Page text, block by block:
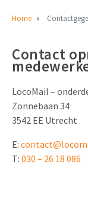
Home
Contact
LocoMail –
Zonnebaan 34
3542 EE Utrecht
E:
T: 030 – 26 18 086
Overzicht
Turning Card
Brievenbusdoosje +
Schuifkaarten
Pop-up Kaarten
Klepdoosjes
Retail Marketing
Vastgoedmarketing
Sport Marketing
Media Marketing
Kerst- en Eindejaar
Verjaardag en
Uitnodigingen
Product Introductie
Contact
Over Ons